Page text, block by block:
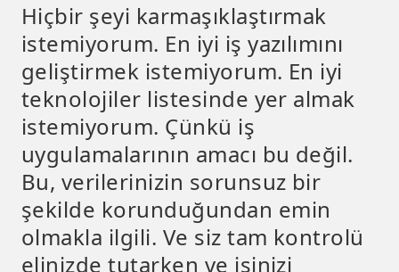
Hiçbir şeyi karmaşıklaştırmak
istemiyorum. En iyi iş yazılımını
geliştirmek istemiyorum. En iyi
teknolojiler listesinde yer almak
istemiyorum. Çünkü iş
uygulamalarının amacı bu değil.
Bu, verilerinizin sorunsuz bir
şekilde korunduğundan emin
olmakla ilgili. Ve siz tam kontrolü
elinizde tutarken ve işinizi